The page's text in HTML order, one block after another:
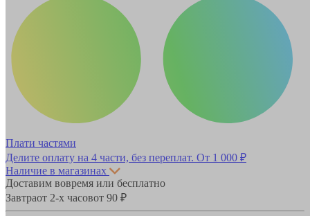
Плати частями
Делите оплату на 4 части, без переплат. От 1 000 ₽
Наличие в магазинах
Доставим вовремя или бесплатно
Завтраот 2-х часовот 90 ₽